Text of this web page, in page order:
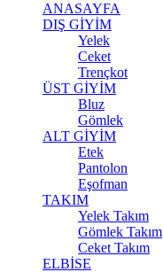
ANASAYFA
DIŞ GİYİM
Yelek
Ceket
Trençkot
ÜST GİYİM
Bluz
Gömlek
ALT GİYİM
Etek
Pantolon
Eşofman
TAKIM
Yelek Takım
Gömlek Takım
Ceket Takım
ELBİSE